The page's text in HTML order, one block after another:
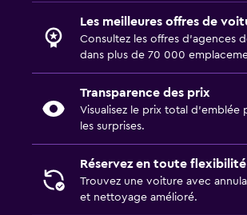
Les meilleures offres de
Consultez les offres d’agences
dans plus de 70 000
Transparence des prix
Visualisez le prix total d’emblée
les surprises.
Réservez en toute flexibilité
Trouvez une voiture avec
et nettoyage amélioré.